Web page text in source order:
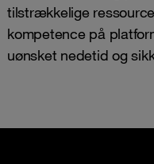
tilstrækkelige
kompetence på
uønsket nedetid og